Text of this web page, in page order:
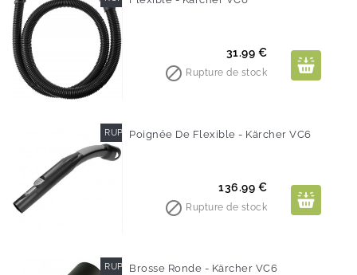
Prix
31.99 €
 Rupture de stock
RUPTURE DE STOCK
Poignée De Flexible - Kärcher VC6
Prix
136.99 €
 Rupture de stock
RUPTURE DE STOCK
Brosse Ronde - Kärcher VC6